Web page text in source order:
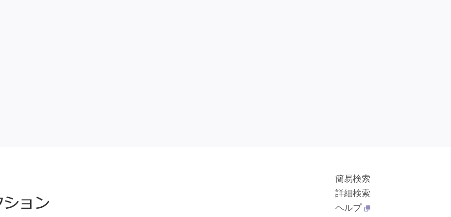
簡易検索
詳細検索
ヘルプ